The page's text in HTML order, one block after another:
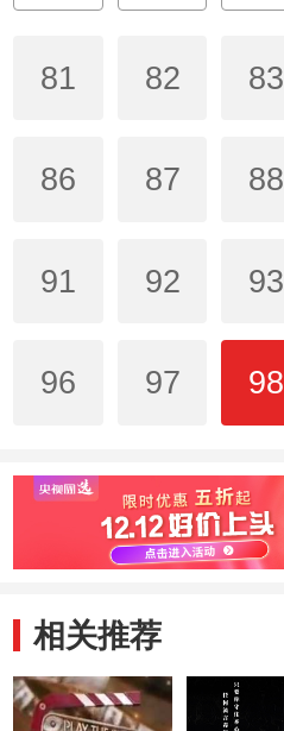
81 82 83
86 87 88
91 92 93
96 97 98
相关推荐